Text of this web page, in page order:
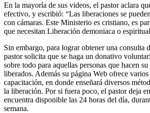
En la mayoría de sus videos, el pastor aclara
efectivo, y escribió: “Las liberaciones se
con cámaras. Este Ministerio es cristiano, es
que necesitan Liberación demoniaca o
Sin embargo, para lograr obtener una consulta
pastor solicita que se haga un donativo
sobre todo para aquellas personas que hacen
liberados. Además su página Web ofrece
capacitación, en donde enseñará diversos
la liberación. Por si fuera poco, el pastor deja
encuentra disponible las 24 horas del día,
semana.